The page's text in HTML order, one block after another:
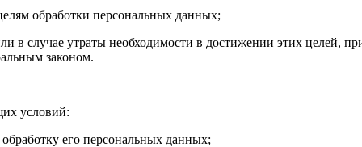
обработки персональных данных;
случае утраты необходимости в достижении этих целей,
законом.
условий:
его персональных данных;